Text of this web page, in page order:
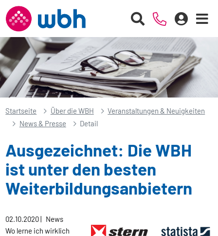
Startseite Über die WBH
Veranstaltungen & Neuigkeiten
News & Presse
Detail
Ausgezeichnet: Die WBH
ist unter den besten
Weiterbildungsanbietern
02.10.2020| News
Wo lerne ich wirklich